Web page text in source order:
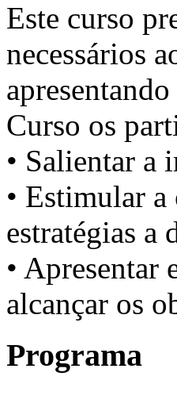
Este curso
necessários
Curso os
• Salientar a
• Estimular
estratégias a
• Apresentar
alcançar os
Programa